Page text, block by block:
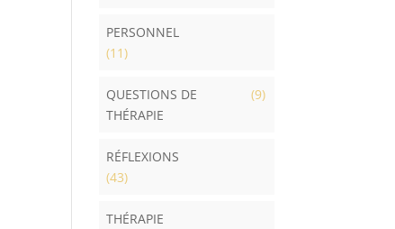
PERSONNEL
(11)
QUESTIONS DE
THÉRAPIE
(9)
RÉFLEXIONS
(43)
THÉRAPIE